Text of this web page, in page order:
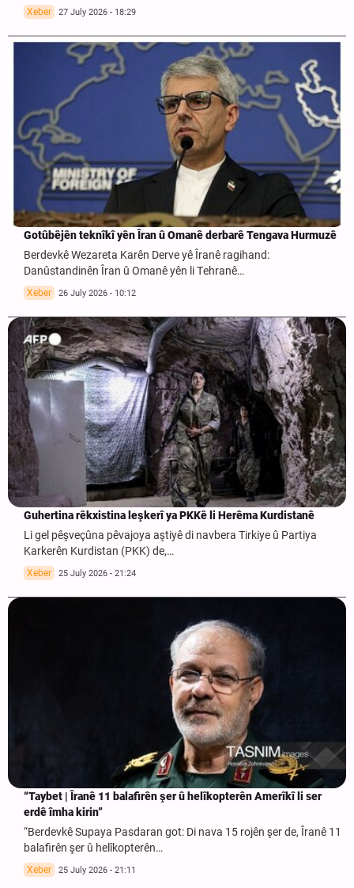
Xeber 27 July 2026 - 18:29
Gotûbêjên teknîkî yên Îran û Omanê derbarê Tengava Hurmuzê
Berdevkê Wezareta Karên Derve yê Îranê ragihand:
Danûstandinên Îran û Omanê yên li Tehranê…
Xeber 26 July 2026 - 10:12
Guhertina rêkxistina leşkerî ya PKKê li Herêma Kurdistanê
Li gel pêşveçûna pêvajoya aştiyê di navbera Tirkiye û Partiya
Karkerên Kurdistan (PKK) de,…
Xeber 25 July 2026 - 21:24
“Taybet | Îranê 11 balafirên şer û helîkopterên Amerîkî li ser
erdê îmha kirin”
“Berdevkê Supaya Pasdaran got: Di nava 15 rojên şer de, Îranê 11
balafirên şer û helîkopterên…
Xeber 25 July 2026 - 21:11